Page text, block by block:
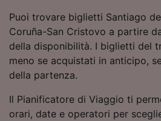
Puoi trovare biglietti Santiago
Coruña-San Cristovo a partire
della disponibilità. I biglietti del
meno se acquistati in anticipo,
della partenza.
Il Pianificatore di Viaggio ti
orari, date e operatori per